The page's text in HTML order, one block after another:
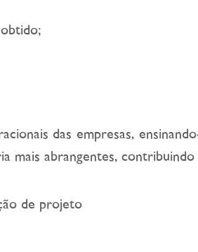
das empresas,
mais abrangentes, contribuindo
de projeto